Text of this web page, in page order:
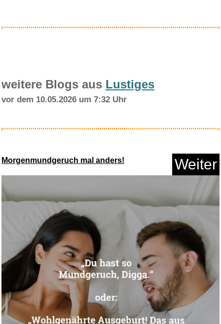
Waschmaschinen Auffangwanne
Au...
weitere Blogs aus Lustiges
vor dem 10.05.2026 um 7:32 Uhr
Morgenmundgeruch mal anders! Weiter